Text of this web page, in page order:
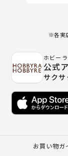
※各実
ホビー
公式
サク
お買い物ガ